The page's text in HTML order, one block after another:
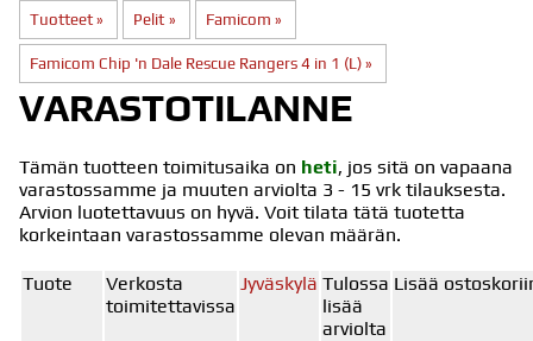
Tuotteet ‪» Pelit ‪» Famicom ‪»
Famicom Chip 'n Dale Rescue Rangers 4 in 1 (L) ‪»
VARASTOTILANNE
Tämän tuotteen toimitusaika on heti, jos sitä on vapaana
varastossamme ja muuten arviolta 3 - 15 vrk tilauksesta.
Arvion luotettavuus on hyvä. Voit tilata tätä tuotetta
korkeintaan varastossamme olevan määrän.
Tuote
Verkosta
toimitettavissa
Jyväskylä Tulossa
lisää
arviolta
Lisää